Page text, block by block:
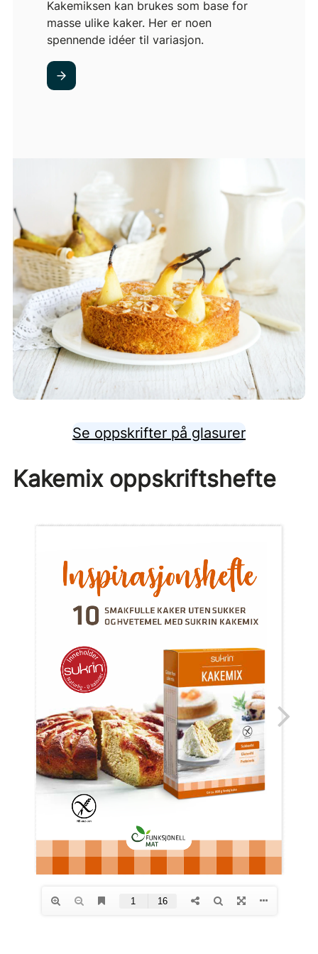
Kakemiksen kan brukes som base for
masse ulike kaker. Her er noen
spennende idéer til variasjon.
Se oppskrifter på glasurer
Kakemix oppskriftshefte